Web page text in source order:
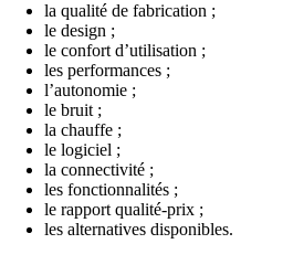
la qualité de fabrication ;
le design ;
le confort d’utilisation ;
les performances ;
l’autonomie ;
le bruit ;
la chauffe ;
le logiciel ;
la connectivité ;
les fonctionnalités ;
le rapport qualité-prix ;
les alternatives disponibles.